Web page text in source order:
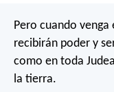
Pero cuando
recibirán poder y
como en toda
la tierra.